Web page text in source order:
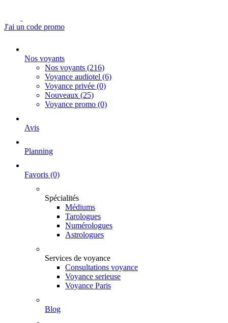
J'ai un code promo
Nos voyants
Nos voyants (216)
Voyance audiotel (6)
Voyance privée (0)
Nouveaux (25)
Voyance promo (0)
Avis
Planning
Favoris (0)
Spécialités
Médiums
Tarologues
Numérologues
Astrologues
Services de voyance
Consultations voyance
Voyance serieuse
Voyance Paris
Blog